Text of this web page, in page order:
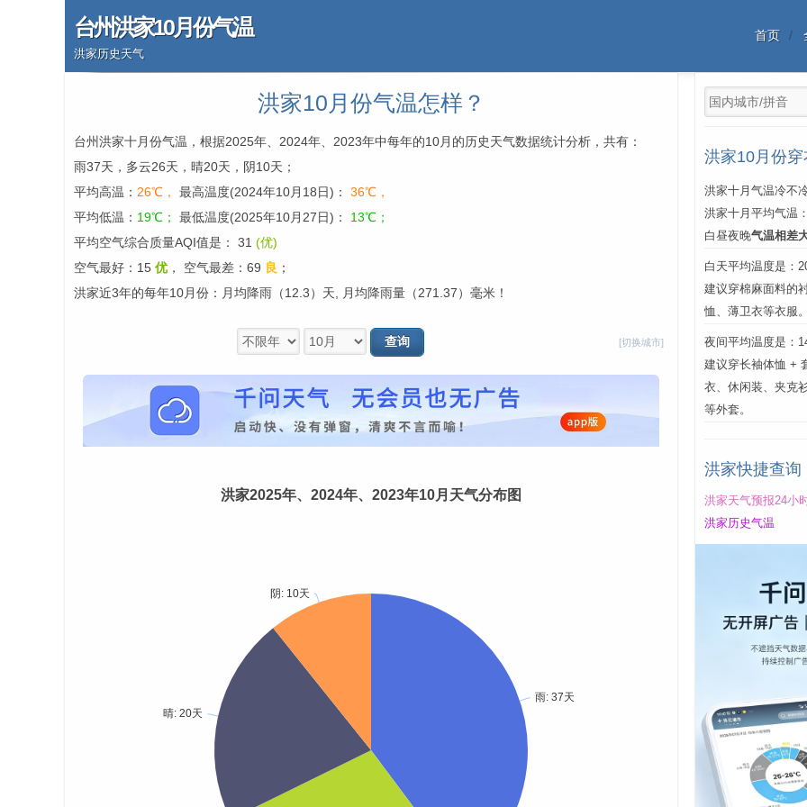
台州洪家10月份气温
洪家历史天气
首页
洪家10月份气温怎样？
台州洪家十月份气温，根据2025年、2024年、2023年中每年的10月的历史天气数据统计分析，共有：
雨37天，多云26天，晴20天，阴10天；
平均高温： 26℃， 最高温度(2024年10月18日)： 36℃，
平均低温： 19℃； 最低温度(2025年10月27日)： 13℃；
平均空气综合质量AQI值是： 31 (优)
空气最好：15 优， 空气最差：69 良 ；
洪家近3年的每年10月份：月均降雨（12.3）天, 月均降雨量（271.37）毫米！
[切换城市]
洪家2025年、2024年、2023年10月天气分布图
洪家10月份
洪家十月气温冷不
洪家十月平均气温
白昼夜晚气温相差
白天平均温度是：
建议穿棉麻面料的
恤、薄卫衣等衣服
夜间平均温度是：
建议穿长袖体恤 +
衣、休闲装、夹克
等外套。
洪家快捷查询
洪家天气预报24小
洪家历史气温